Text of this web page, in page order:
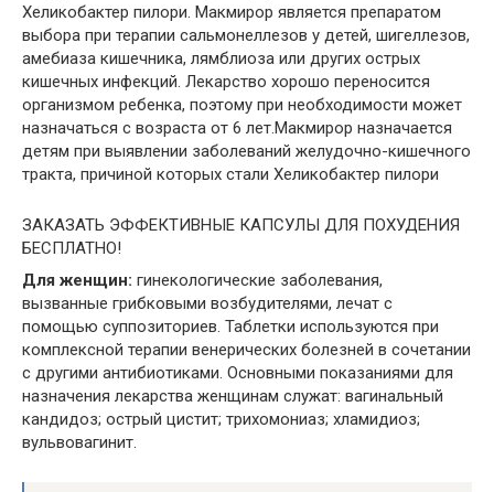
Хеликобактер пилори. Макмирор является препаратом
выбора при терапии сальмонеллезов у детей, шигеллезов,
амебиаза кишечника, лямблиоза или других острых
кишечных инфекций. Лекарство хорошо переносится
организмом ребенка, поэтому при необходимости может
назначаться с возраста от 6 лет.Макмирор назначается
детям при выявлении заболеваний желудочно-кишечного
тракта, причиной которых стали Хеликобактер пилори
ЗАКАЗАТЬ ЭФФЕКТИВНЫЕ КАПСУЛЫ ДЛЯ ПОХУДЕНИЯ
БЕСПЛАТНО!
Для женщин: гинекологические заболевания,
вызванные грибковыми возбудителями, лечат с
помощью суппозиториев. Таблетки используются при
комплексной терапии венерических болезней в сочетании
с другими антибиотиками. Основными показаниями для
назначения лекарства женщинам служат: вагинальный
кандидоз; острый цистит; трихомониаз; хламидиоз;
вульвовагинит.